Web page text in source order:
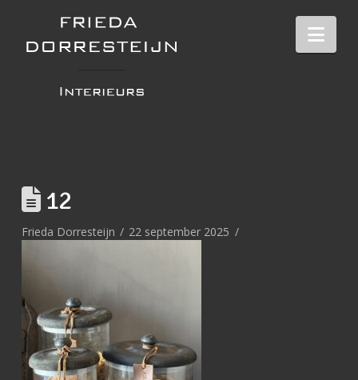
12
Frieda Dorresteijn 22 september 2025